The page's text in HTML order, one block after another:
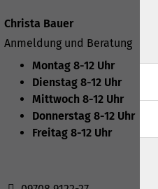
Christa Bauer
Anmeldung und Beratung
Montag 8-12 Uhr
Dienstag 8-12 Uhr
Mittwoch 8-12 Uhr
Donnerstag 8-12 Uhr
Freitag 8-12 Uhr